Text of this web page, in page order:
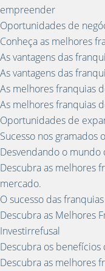
empreender
Oportunidades de
Conheça as melhores
As vantagens das
As vantagens das
As melhores franquias
As melhores franquias
Oportunidades de
Sucesso nos
Desvendando o mundo
Descubra as melhores
mercado.
O sucesso das
Descubra as Melhores
Investirrefusal
Descubra os
Descubra as melhores